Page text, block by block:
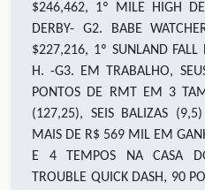
$246,462, 1º MILE HIGH
DERBY- G2. BABE
$227,216, 1º SUNLAND
H. -G3. EM TRABALHO,
PONTOS DE RMT EM 3
(127,25), SEIS BALIZAS
MAIS DE R$ 569 MIL EM
E 4 TEMPOS NA CASA
TROUBLE QUICK DASH, 90